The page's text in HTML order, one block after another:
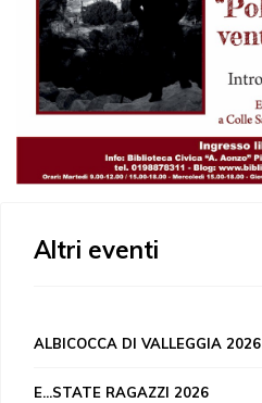
Altri eventi
ALBICOCCA DI VALLEGGIA 2026
E...STATE RAGAZZI 2026